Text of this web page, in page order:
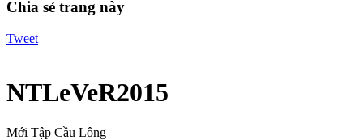
Chia sẻ trang này
Tweet
NTLeVeR2015
Mới Tập Cầu Lông